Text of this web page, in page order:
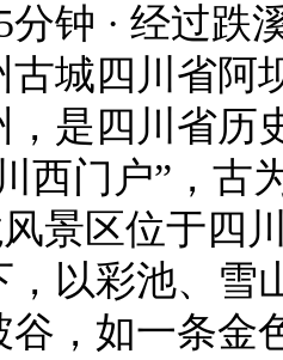
分钟 · 经过跌
古城四川省
，是四川省历
西门户”，古
景区位于四
，以彩池、雪
谷，如一条金